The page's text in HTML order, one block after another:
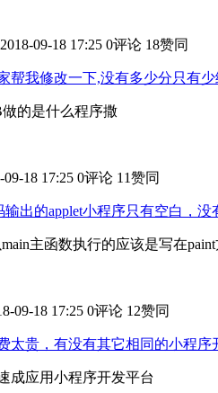
2018-09-18 17:25 0评论 18赞同
帮我修改一下,没有多少分只有少
的是什么程序撒
09-18 17:25 0评论 11赞同
输出的applet小程序只有空白，
主函数执行的应该是写在
09-18 17:25 0评论 12赞同
太贵，有没有其它相同的小程序
成应用小程序开发平台